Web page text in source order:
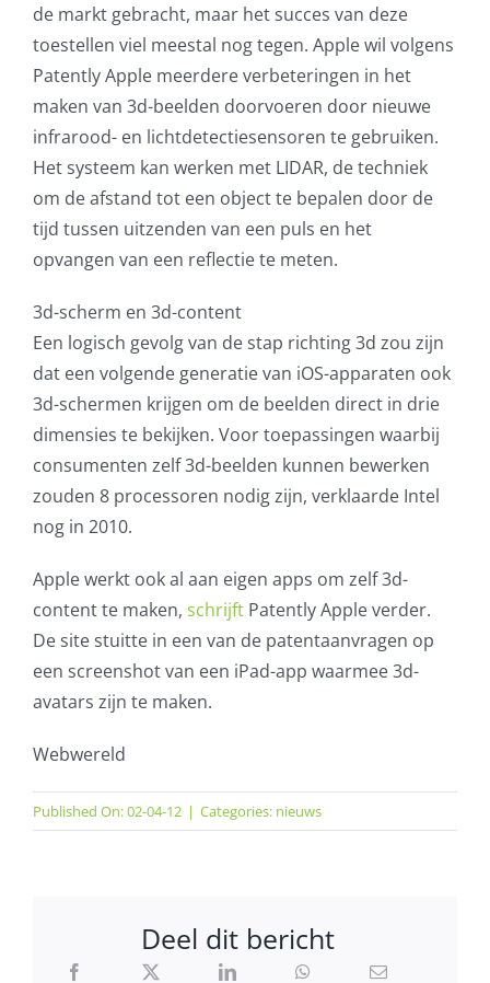
Remote Help
WordPress SLA Contract
de markt gebracht, maar het succes van deze
toestellen viel meestal nog tegen. Apple wil volgens
Patently Apple meerdere verbeteringen in het
maken van 3d-beelden doorvoeren door nieuwe
infrarood- en lichtdetectiesensoren te gebruiken.
Het systeem kan werken met LIDAR, de techniek
om de afstand tot een object te bepalen door de
tijd tussen uitzenden van een puls en het
opvangen van een reflectie te meten.
3d-scherm en 3d-content
Een logisch gevolg van de stap richting 3d zou zijn
dat een volgende generatie van iOS-apparaten ook
3d-schermen krijgen om de beelden direct in drie
dimensies te bekijken. Voor toepassingen waarbij
consumenten zelf 3d-beelden kunnen bewerken
zouden 8 processoren nodig zijn, verklaarde Intel
nog in 2010.
Apple werkt ook al aan eigen apps om zelf 3d-
content te maken, schrijftPatently Apple verder.
De site stuitte in een van de patentaanvragen op
een screenshot van een iPad-app waarmee 3d-
avatars zijn te maken.
Webwereld
Published On: 02-04-12 | Categories: nieuws
Deel dit bericht